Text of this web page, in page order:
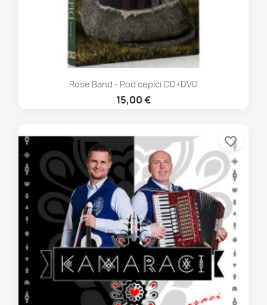
Rose Band - Pod cepici CD+DVD
15,00 €
favorite_border